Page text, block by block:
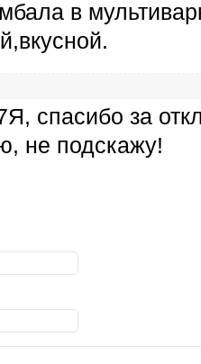
в
спасибо за
не подскажу!